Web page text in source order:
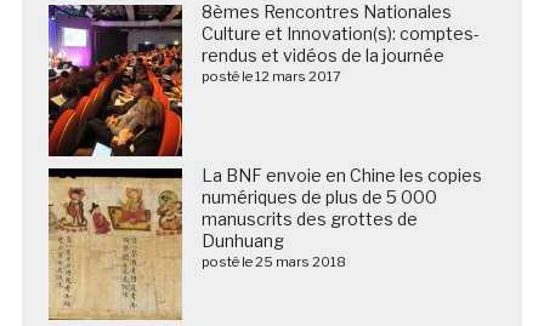
8èmes Rencontres Nationales
Culture et Innovation(s): comptes-
rendus et vidéos de la journée
posté le 12 mars 2017
La BNF envoie en Chine les copies
numériques de plus de 5 000
manuscrits des grottes de
Dunhuang
posté le 25 mars 2018